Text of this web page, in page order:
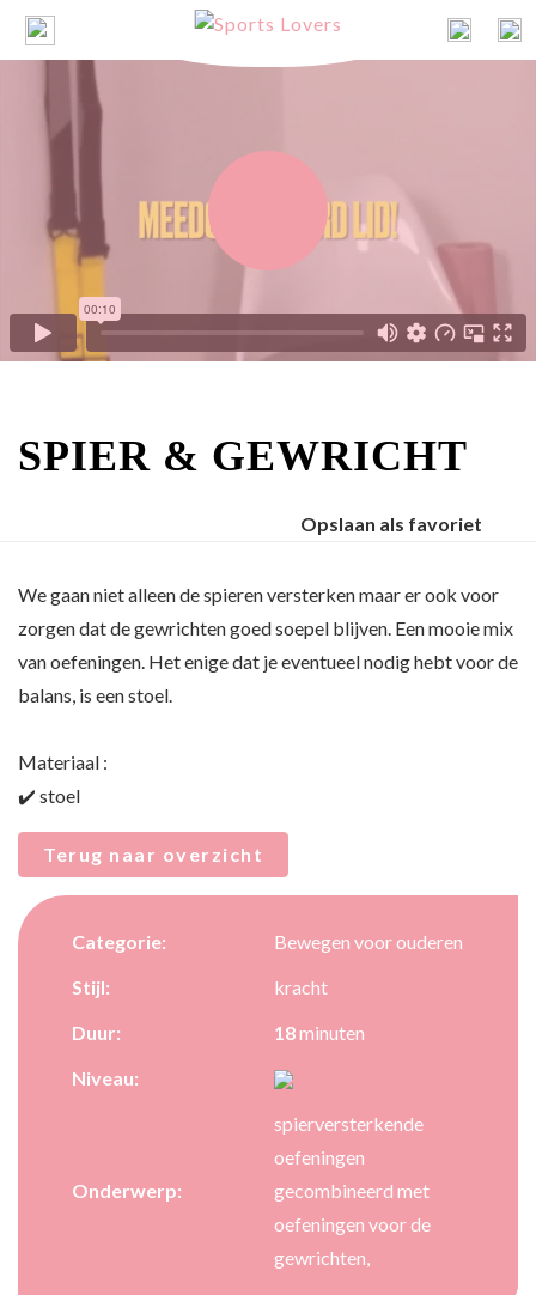
SPIER & GEWRICHT
Opslaan als favoriet
We gaan niet alleen de spieren versterken maar er ook voor
zorgen dat de gewrichten goed soepel blijven. Een mooie mix
van oefeningen. Het enige dat je eventueel nodig hebt voor de
balans, is een stoel.
Materiaal :
✔️ stoel
Terug naar overzicht
Categorie:
Bewegen voor ouderen
Stijl:
kracht
Duur:
18minuten
Niveau:
Onderwerp:
spierversterkende
oefeningen
gecombineerd met
oefeningen voor de
gewrichten,